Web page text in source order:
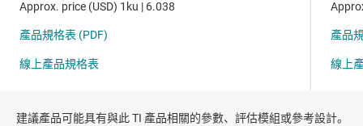
建議產品可能具有與此 TI 產品相關的參數、評估模組或參考設計。